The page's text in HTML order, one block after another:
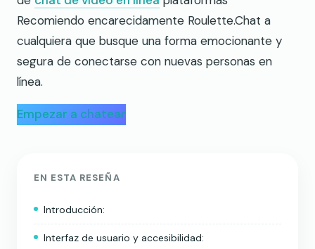
Recomiendo encarecidamente Roulette.Chat a
cualquiera que busque una forma emocionante y
segura de conectarse con nuevas personas en
línea.
Empezar a chatear
EN ESTA RESEÑA
Introducción:
Interfaz de usuario y accesibilidad: